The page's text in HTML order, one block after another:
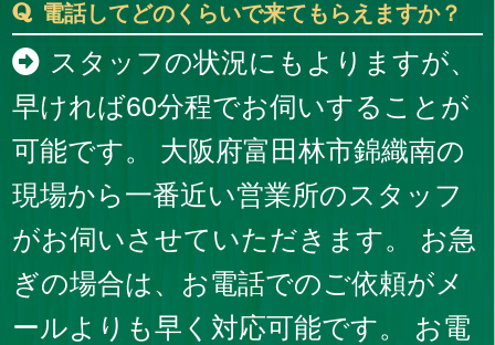
電話してどのくらいで来てもらえますか？
スタッフの状況にもよりますが、
早ければ60分程でお伺いすることが
可能です。 大阪府富田林市錦織南の
現場から一番近い営業所のスタッフ
がお伺いさせていただきます。 お急
ぎの場合は、お電話でのご依頼がメ
ールよりも早く対応可能です。 お電